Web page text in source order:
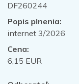
DF260244
Popis plnenia:
internet 3/2026
Cena:
6,15 EUR